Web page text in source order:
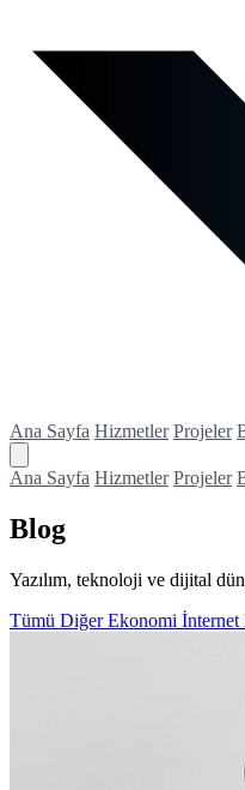
Ana Sayfa Hizmetler Projeler
Ana Sayfa Hizmetler Projeler
Blog
Yazılım, teknoloji ve dijital
Tümü DiğerEkonomi İnternet